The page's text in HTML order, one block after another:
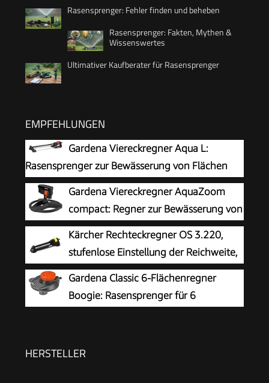
Rasensprenger: Fehler finden und beheben
Rasensprenger: Fakten, Mythen &
Wissenswertes
Ultimativer Kaufberater für Rasensprenger
EMPFEHLUNGEN
Gardena Viereckregner Aqua L:
Rasensprenger zur Bewässerung von Flächen
von 120-280 m², Reichweite 8-16 m,
Sprengweite max. 16 m, integrierter Metallfilter
(18704-20)
Gardena Viereckregner AquaZoom
compact: Regner zur Bewässerung von
Nutzflächen von 9-216 m², Reichweite 3-18 m,
Sprengweite 3-12 m, integrierter Innenfilter
(18708-20)
Kärcher Rechteckregner OS 3.220,
stufenlose Einstellung der Reichweite,
max. Beregnungsfläche: 220 m²,
Sprengweite: 5-17 m, Sprengbreite: 9-13 m,
schwarz
Gardena Classic 6-Flächenregner
Boogie: Rasensprenger für 6
Bedienung, sicherer Stand (2073-20)
HERSTELLER